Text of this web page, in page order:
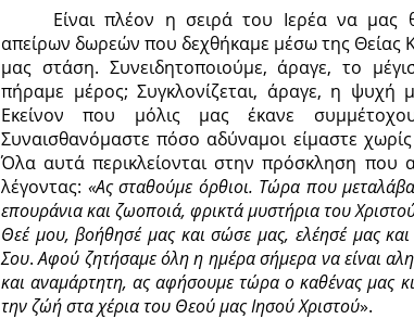
Είναι πλέον η σειρά του Ιερέα να μας
απείρων δωρεών που δεχθήκαμε μέσω της Θείας
μας στάση. Συνειδητοποιούμε, άραγε, το
πήραμε μέρος; Συγκλονίζεται, άραγε, η ψυχή
Εκείνον που μόλις μας έκανε
Συναισθανόμαστε πόσο αδύναμοι είμαστε
Όλα αυτά περικλείονται στην πρόσκληση που
λέγοντας: «Ας σταθούμε όρθιοι. Τώρα που
επουράνια και ζωοποιά, φρικτά μυστήρια του
Θεέ μου, βοήθησέ μας και σώσε μας, ελέησέ μας
Σου.Αφού ζητήσαμε όλη η ημέρα σήμερα να είναι
και αναμάρτητη, ας αφήσουμε τώρα ο καθένας μας
την ζώή στα χέρια του Θεού μας Ιησού Χριστού».